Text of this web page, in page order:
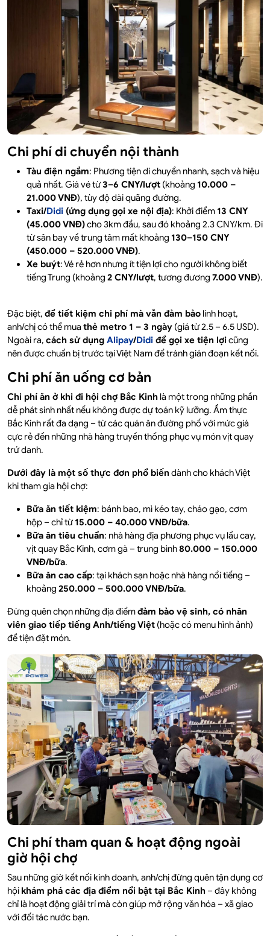
Chi phí di chuyển nội thành
Tàu điện ngầm: Phương tiện di chuyển nhanh, sạch và hiệu
quả nhất. Giá vé từ3–6 CNY/lượt (khoảng 10.000 –
21.000 VNĐ), tùy độ dài quãng đường.
Taxi/Didi (ứng dụng gọi xe nội địa): Khởi điểm 13 CNY
(45.000 VNĐ)cho 3km đầu, sau đó khoảng 2.3 CNY/km. Đi
từ sân bay về trung tâm mất khoảng 130–150 CNY
(450.000 – 520.000 VNĐ).
Xe buýt: Vé rẻ hơn nhưng ít tiện lợi cho người không biết
tiếng Trung (khoảng 2 CNY/lượt, tương đương 7.000 VNĐ).
Đặc biệt, để tiết kiệm chi phí mà vẫn đảm bảo linh hoạt,
anh/chị có thể muathẻ metro 1 – 3 ngày (giá từ 2.5 – 6.5 USD).
Ngoài ra, cách sử dụng Alipay/Didi để gọi xe tiện lợicũng
nên được chuẩn bị trước tại Việt Nam để tránh gián đoạn kết nối.
Chi phí ăn uống cơ bản
Chi phí ăn ở khi đi hội chợ Bắc Kinh là một trong những phần
dễ phát sinh nhất nếu không được dự toán kỹ lưỡng. Ẩm thực
Bắc Kinh rất đa dạng – từ các quán ăn đường phố với mức giá
cực rẻ đến những nhà hàng truyền thống phục vụ món vịt quay
trứ danh.
Dưới đây là một số thực đơn phổ biến dành cho khách Việt
khi tham gia hội chợ:
Bữa ăn tiết kiệm: bánh bao, mì kéo tay, cháo gạo, cơm
hộp – chỉ từ15.000 – 40.000 VNĐ/bữa.
Bữa ăn tiêu chuẩn: nhà hàng địa phương phục vụ lẩu cay,
vịt quay Bắc Kinh, cơm gà – trung bình80.000 – 150.000
VNĐ/bữa.
Bữa ăn cao cấp: tại khách sạn hoặc nhà hàng nổi tiếng –
khoảng 250.000 – 500.000 VNĐ/bữa.
Đừng quên chọn những địa điểmđảm bảo vệ sinh, có nhân
viên giao tiếp tiếng Anh/tiếng Việt (hoặc có menu hình ảnh)
để tiện đặt món.
Chi phí tham quan & hoạt động ngoài
giờ hội chợ
Sau những giờ kết nối kinh doanh, anh/chị đừng quên tận dụng cơ
hội khám phá các địa điểm nổi bật tại Bắc Kinh – đây không
chỉ là hoạt động giải trí mà còn giúp mở rộng văn hóa – xã giao
với đối tác nước bạn.